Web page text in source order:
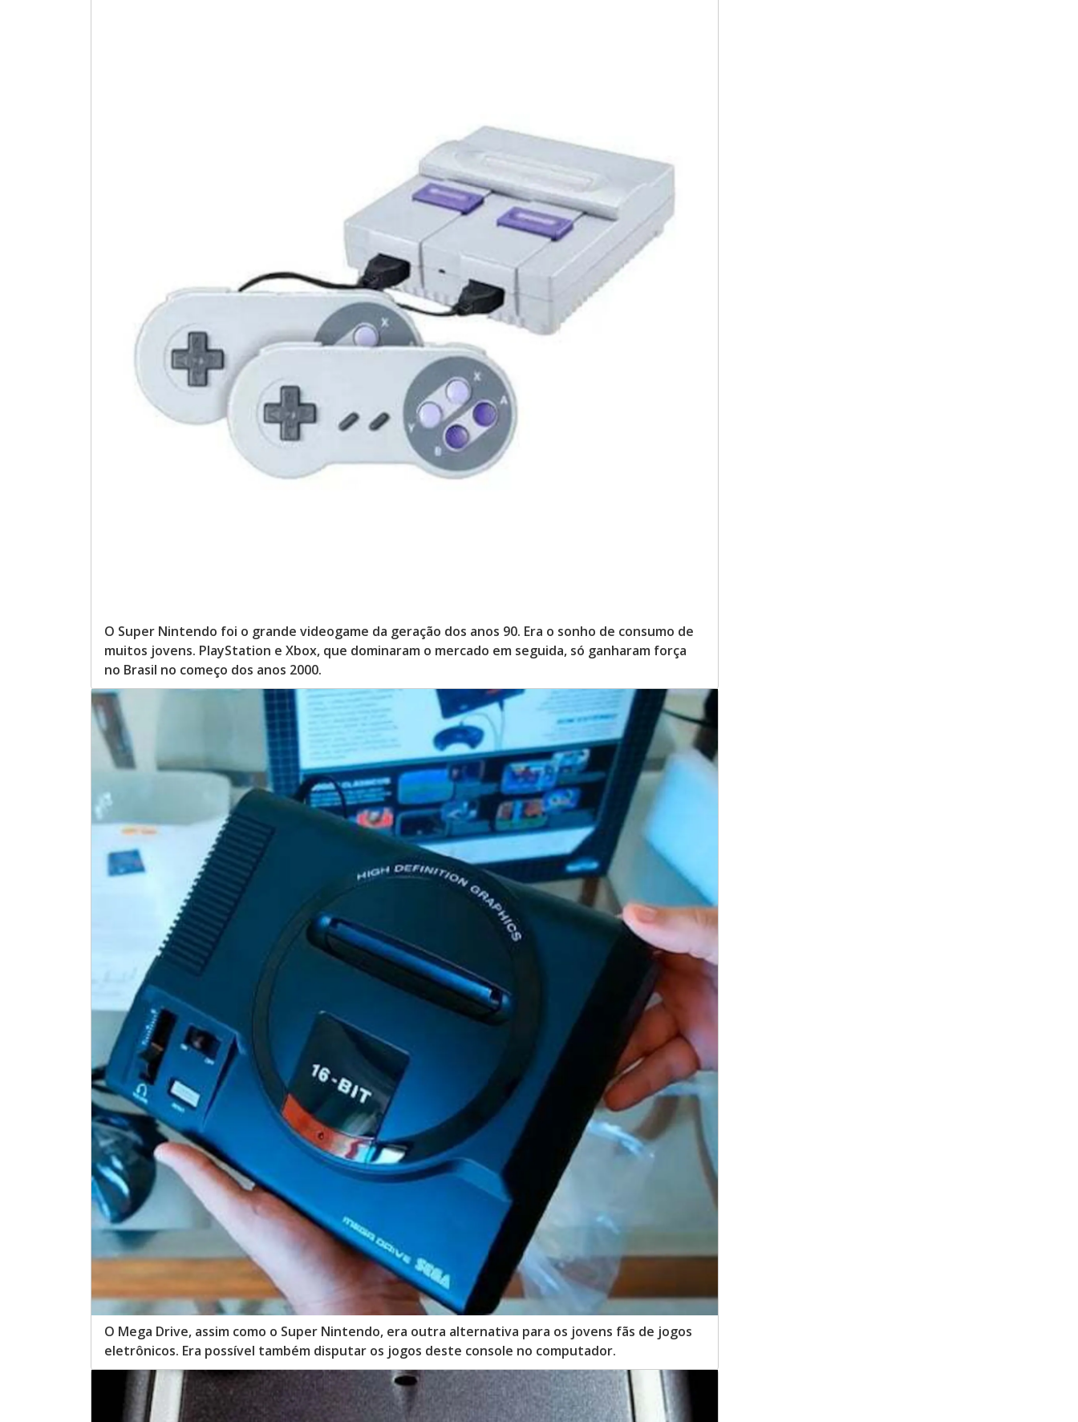
O Super Nintendo foi o grande videogame da geração dos anos 90. Era o sonho de consumo de
muitos jovens. PlayStation e Xbox, que dominaram o mercado em seguida, só ganharam força
no Brasil no começo dos anos 2000.
O Mega Drive, assim como o Super Nintendo, era outra alternativa para os jovens fãs de jogos
eletrônicos. Era possível também disputar os jogos deste console no computador.